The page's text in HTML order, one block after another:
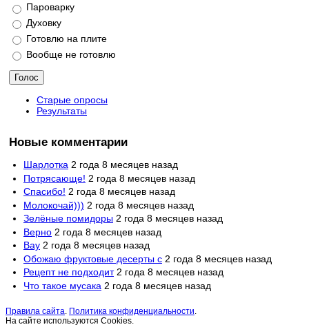
Пароварку
Духовку
Готовлю на плите
Вообще не готовлю
Старые опросы
Результаты
Новые комментарии
Шарлотка 2 года 8 месяцев назад
Потрясающе! 2 года 8 месяцев назад
Спасибо! 2 года 8 месяцев назад
Молокочай))) 2 года 8 месяцев назад
Зелёные помидоры 2 года 8 месяцев назад
Верно 2 года 8 месяцев назад
Вау 2 года 8 месяцев назад
Обожаю фруктовые десерты с 2 года 8 месяцев назад
Рецепт не подходит 2 года 8 месяцев назад
Что такое мусака 2 года 8 месяцев назад
Правила сайта. Политика конфиденциальности.
На сайте используются Cookies.